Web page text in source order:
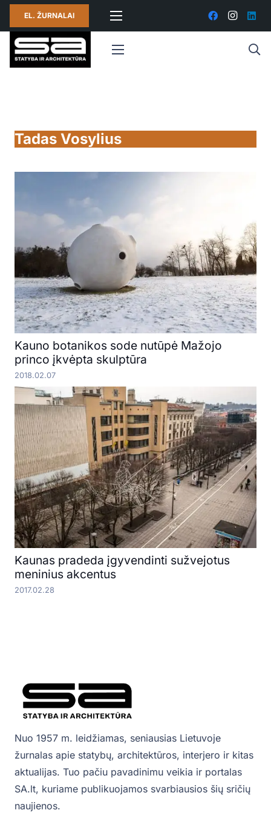
EL. ŽURNALAI
Tadas Vosylius
Kauno botanikos sode nutūpė Mažojo
princo įkvėpta skulptūra
2018.02.07
Kaunas pradeda įgyvendinti sužvejotus
meninius akcentus
2017.02.28
Nuo 1957 m. leidžiamas, seniausias Lietuvoje
žurnalas apie statybų, architektūros, interjero ir kitas
aktualijas. Tuo pačiu pavadinimu veikia ir portalas
SA.lt, kuriame publikuojamos svarbiausios šių sričių
naujienos.